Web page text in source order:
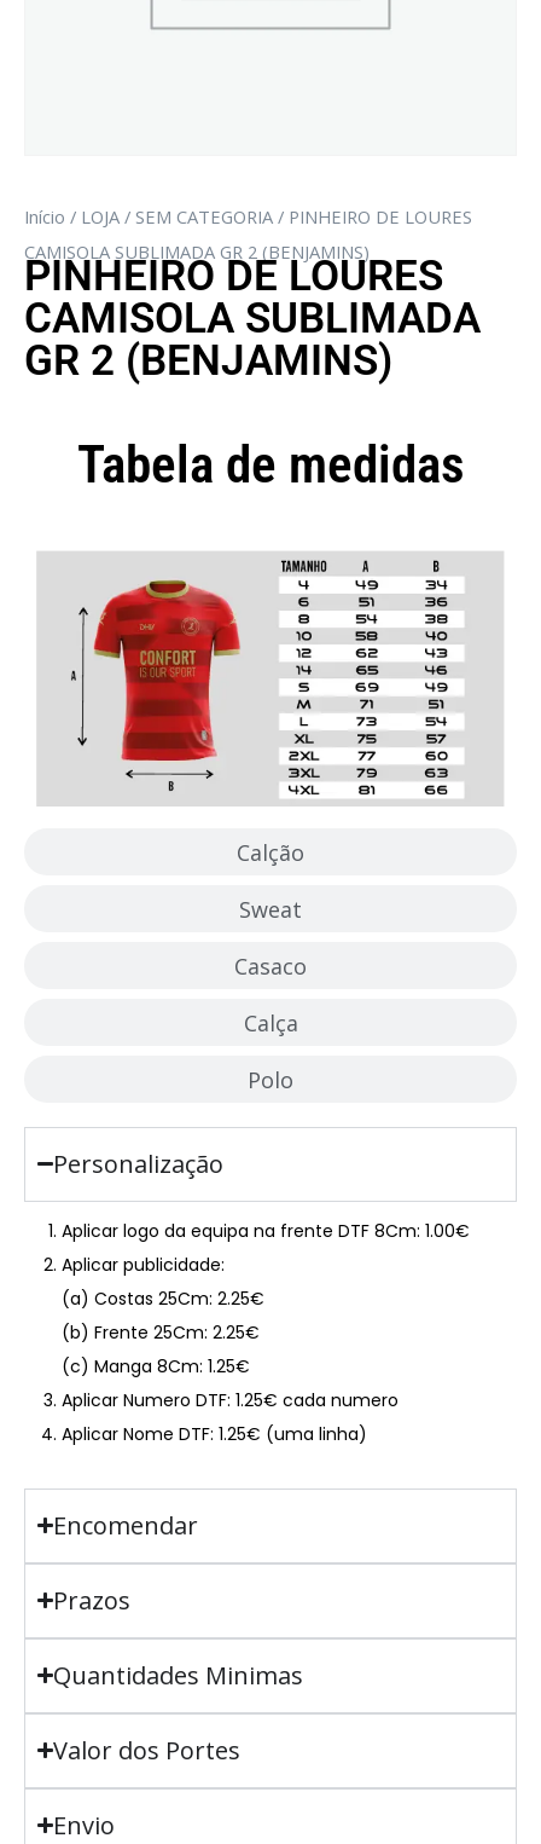
Início / LOJA / SEM CATEGORIA / PINHEIRO DE LOURES
CAMISOLA SUBLIMADA GR 2 (BENJAMINS)
PINHEIRO DE LOURES
CAMISOLA SUBLIMADA
GR 2 (BENJAMINS)
Tabela de medidas
Calção
Sweat
Casaco
Calça
Polo
Personalização
Aplicar logo da equipa na frente DTF 8Cm: 1.00€
Aplicar publicidade:
(a) Costas 25Cm: 2.25€
(b) Frente 25Cm: 2.25€
(c) Manga 8Cm: 1.25€
Aplicar Numero DTF: 1.25€ cada numero
Aplicar Nome DTF: 1.25€ (uma linha)
Encomendar
Prazos
Quantidades Minimas
Valor dos Portes
Envio